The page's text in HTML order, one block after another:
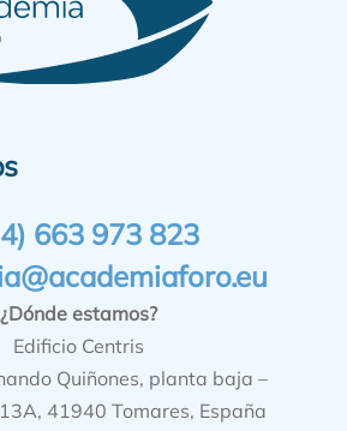
663 973 823
¿Dónde estamos?
Edificio Centris
Quiñones, planta baja –
41940 Tomares, España